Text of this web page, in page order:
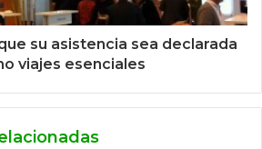
su asistencia sea declarada
viajes esenciales